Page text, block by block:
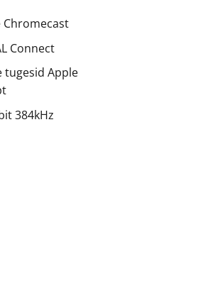
Chromecast
Connect
Apple
384kHz